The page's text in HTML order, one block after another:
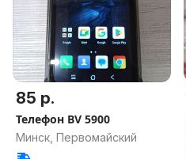
85 р.
Телефон BV 5900
Минск, Первомайский